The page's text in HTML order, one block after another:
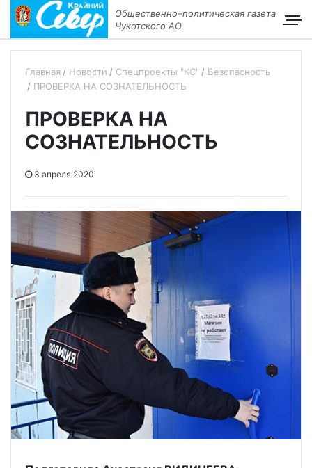
Общественно–политическая газета
Чукотского АО
Главная Новости Спецпроекты "КС"
Безопасность
ПРОВЕРКА НА СОЗНАТЕЛЬНОСТЬ
ПРОВЕРКА НА
СОЗНАТЕЛЬНОСТЬ
3 апреля 2020